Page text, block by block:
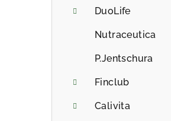
DuoLife
Nutraceutica
P.Jentschura
Finclub
Calivita